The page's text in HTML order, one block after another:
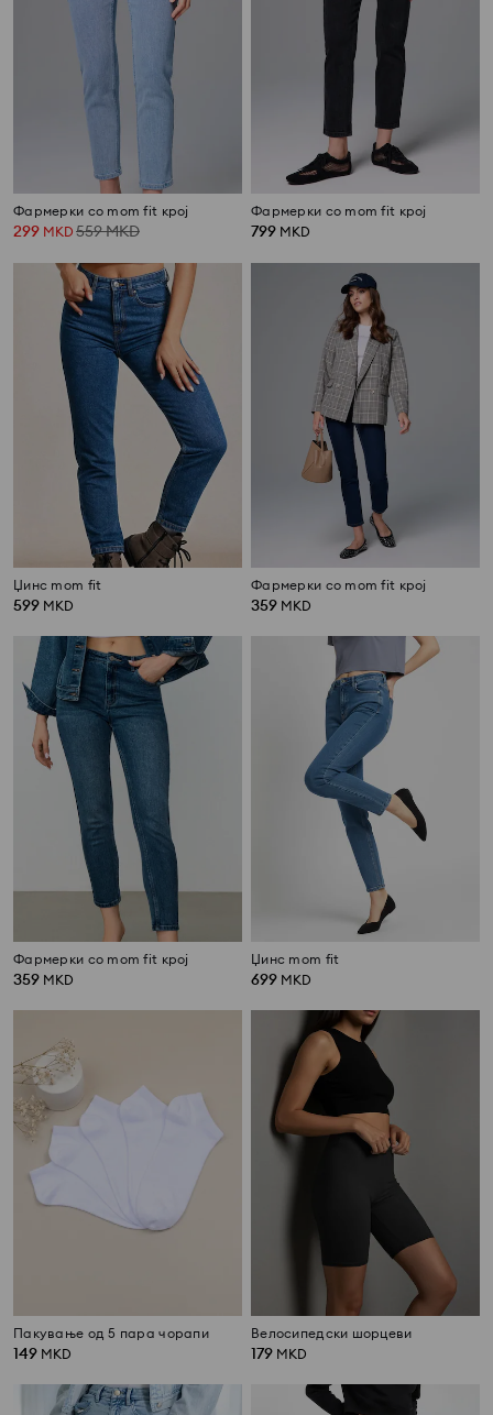
Фармерки со mom fit крој
299 MKD 559MKD
Фармерки со mom fit крој
799 MKD
Џинс mom fit
599 MKD
Фармерки со mom fit крој
359 MKD
Фармерки со mom fit крој
359 MKD
Џинс mom fit
699 MKD
Пакување од 5 пара чорапи
149 MKD
Велосипедски шорцеви
179 MKD